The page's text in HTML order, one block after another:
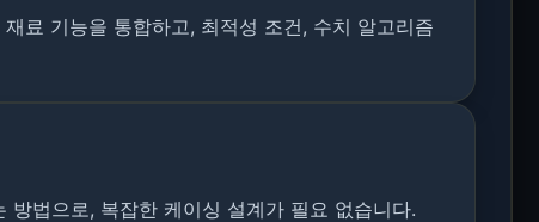
료 기능을 통합하고, 최적성 조건, 수치 알고리즘
법으로, 복잡한 케이싱 설계가 필요 없습니다.